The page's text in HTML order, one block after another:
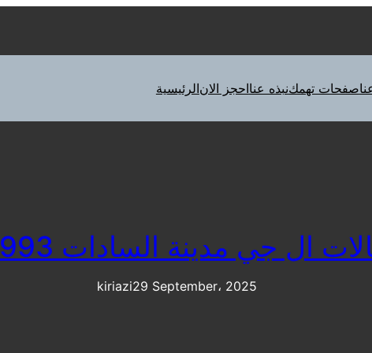
الرئيسيةاحجز الاننبذه عناصفحات تهمك
ال جي مدينة السادات 01207619993
kiriazi29 September، 2025